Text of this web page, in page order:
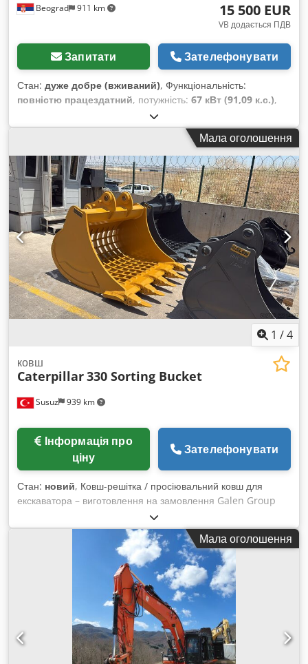
Beograd 911 km 15 500 EUR
VB додається ПДВ
Запитати Зателефонувати
Стан: дуже добре (вживаний), Функціональність:
повністю працездатний, потужність: 67 кВт (91,09 к.с.),
9 800 кг, Рік виготовлення:
номер машини/транспортного засобу:
, відмінний стан Dkedpfx
Adsylmkxoyjr
Мала оголошення
1 /4
Susuz 939 km
ковш
Caterpillar330 Sorting Bucket
ціну
Зателефонувати
Стан: новий, Ковш-решітка / просіювальний ковш для
екскаватора – виготовлення на замовлення Galen Group
виробляє міцні ковші-решітки та просіювальні ковші для
екскаваторів усіх марок і з різною експлуатаційною вагою.
Кожен ковш розробляється відповідно до моделі
екскаватора, умов експлуатації, необхідної ширини ковша
та розміру отворів просіювальної решітки. Основні сфери
застосування * Розділення каменів, ґрунту, гравію та
будівельного сміття * Просіювання та сортування вийнятого
ґрунту * Застосування в кар’єрах і гірничодобувній
промисловості * Роботи з демонтажу та переробки *
Очищення річок і каналів * Ландшафтні та
сільськогосподарські роботи * Сортування матеріалів для
Мала оголошення